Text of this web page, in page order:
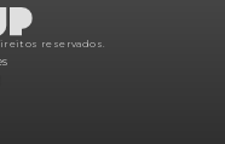
reservados.